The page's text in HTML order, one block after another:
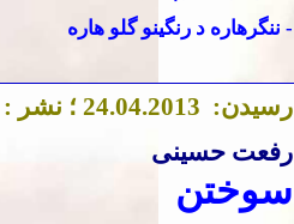
- ننگرهاره د رنگینو گلو هاره
رسیدن: 24.04.2013 ؛ نشر :
رفعت حسینی
سوختن